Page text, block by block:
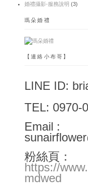
婚禮攝影-服務說明 (3)
瑪朵婚禮
【連絡小布哥】
LINE ID:
TEL: 0970-
Email :
粉絲頁：
https://
mdwed